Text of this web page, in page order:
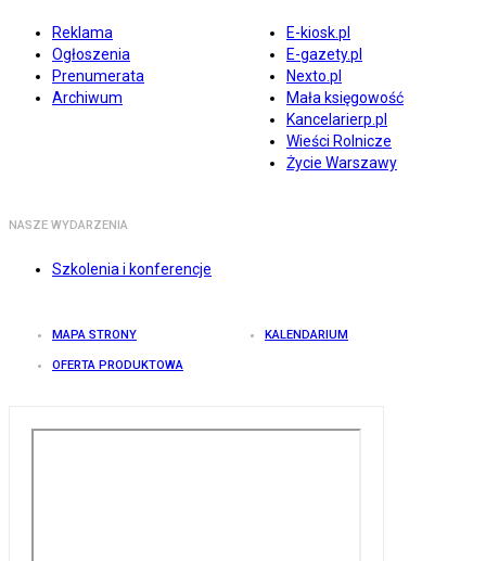
Reklama
Ogłoszenia
Prenumerata
Archiwum
E-kiosk.pl
E-gazety.pl
Nexto.pl
Mała księgowość
Kancelarierp.pl
Wieści Rolnicze
Życie Warszawy
NASZE WYDARZENIA
Szkolenia i konferencje
MAPA STRONY KALENDARIUM
OFERTA PRODUKTOWA